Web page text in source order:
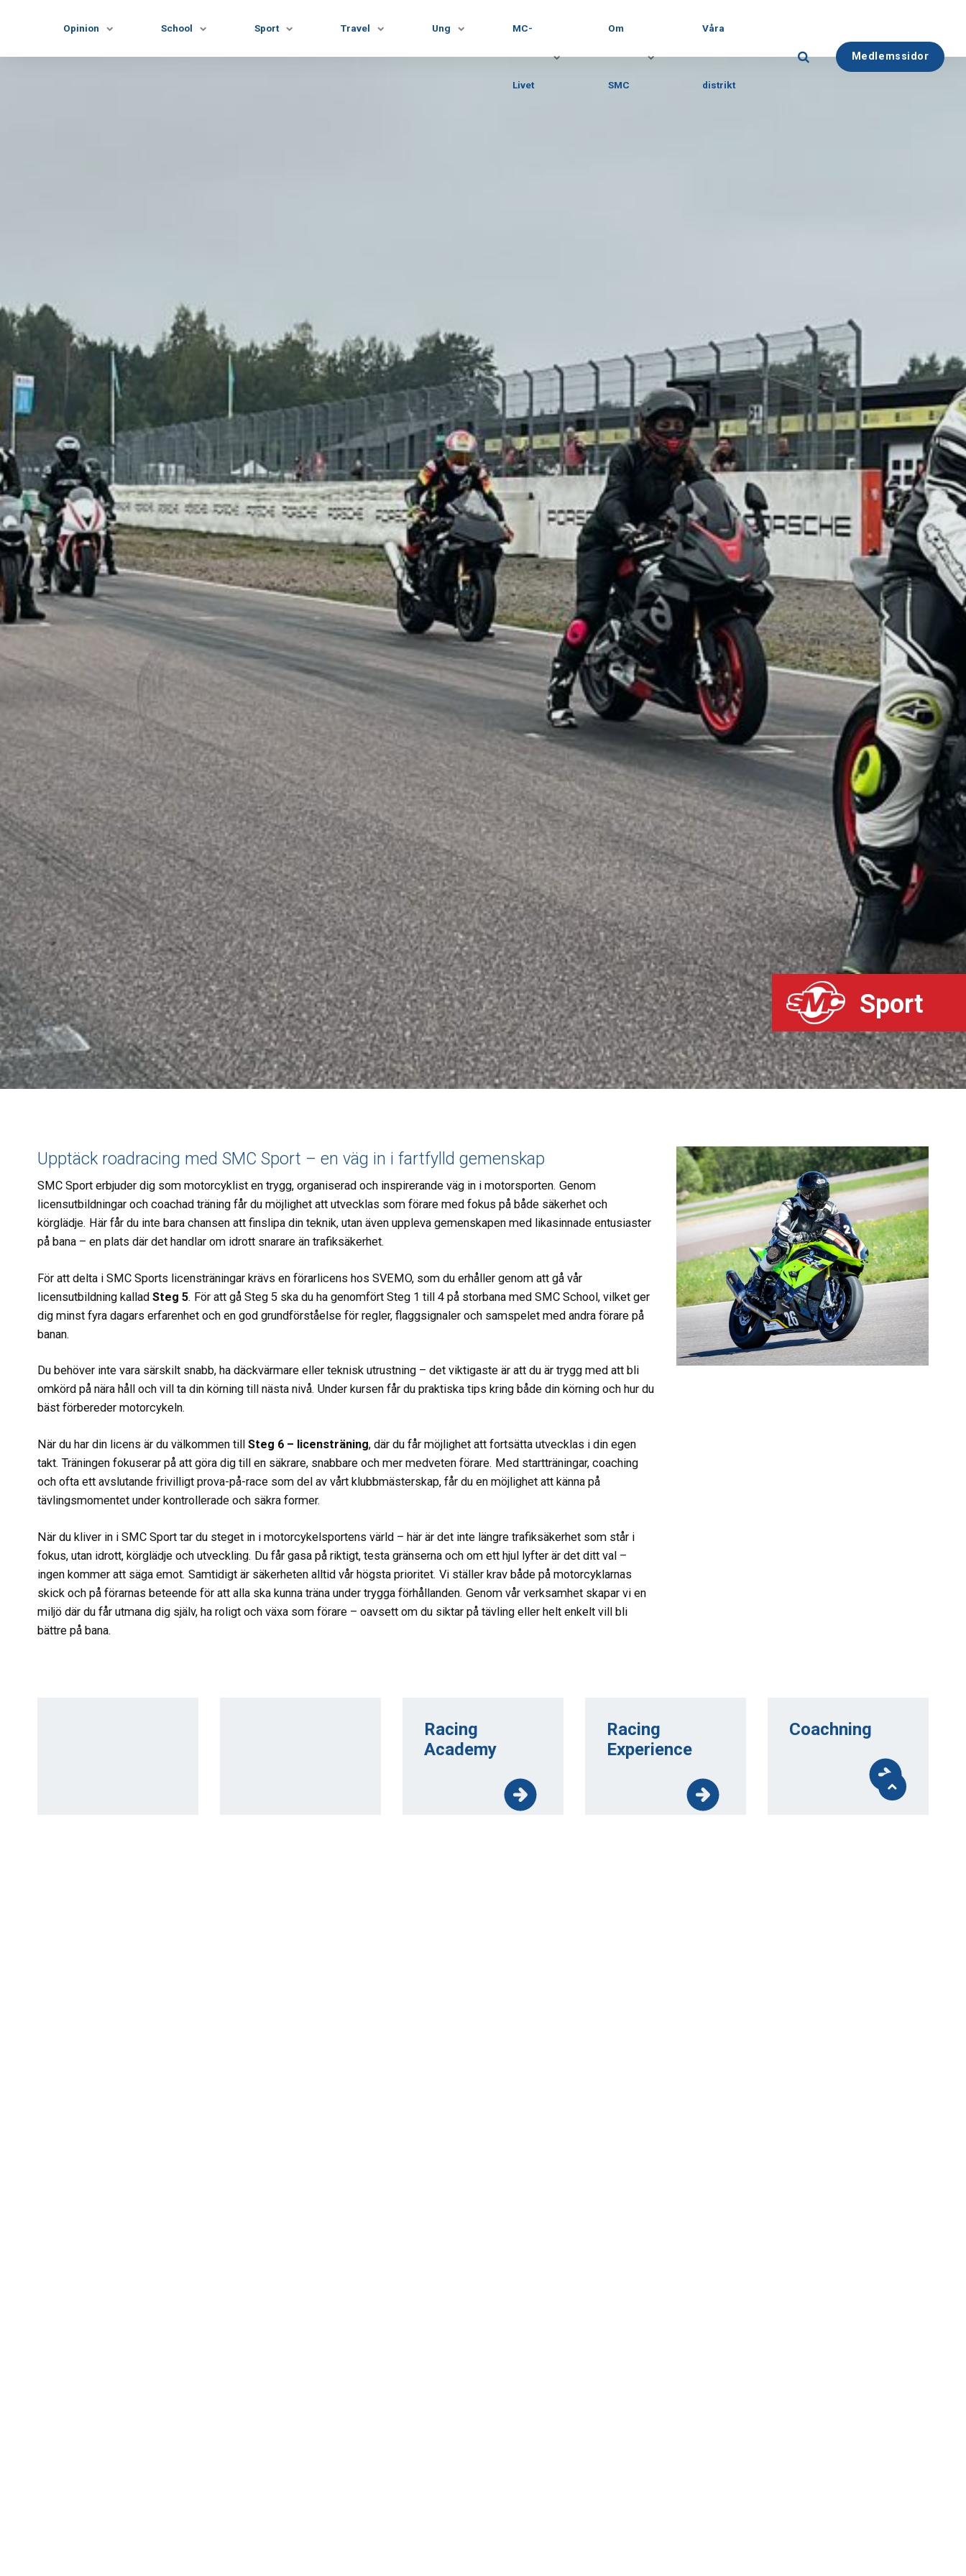
Opinion School Sport Travel Ung MC-
Livet
Om
SMC
Våra
distrikt
Medlemssidor
Sport
Upptäck roadracing med SMC Sport – en väg in i fartfylld gemenskap
SMC Sport erbjuder dig som motorcyklist en trygg, organiserad och inspirerande väg in i motorsporten. Genom
licensutbildningar och coachad träning får du möjlighet att utvecklas som förare med fokus på både säkerhet och
körglädje. Här får du inte bara chansen att finslipa din teknik, utan även uppleva gemenskapen med likasinnade entusiaster
på bana – en plats där det handlar om idrott snarare än trafiksäkerhet.
För att delta i SMC Sports licensträningar krävs en förarlicens hos SVEMO, som du erhåller genom att gå vår
licensutbildning kallad Steg 5. För att gå Steg 5 ska du ha genomfört Steg 1 till 4 på storbana med SMC School, vilket ger
dig minst fyra dagars erfarenhet och en god grundförståelse för regler, flaggsignaler och samspelet med andra förare på
banan.
Du behöver inte vara särskilt snabb, ha däckvärmare eller teknisk utrustning – det viktigaste är att du är trygg med att bli
omkörd på nära håll och vill ta din körning till nästa nivå. Under kursen får du praktiska tips kring både din körning och hur du
bäst förbereder motorcykeln.
När du har din licens är du välkommen till Steg 6 – licensträning, där du får möjlighet att fortsätta utvecklas i din egen
takt. Träningen fokuserar på att göra dig till en säkrare, snabbare och mer medveten förare. Med startträningar, coaching
och ofta ett avslutande frivilligt prova-på-race som del av vårt klubbmästerskap, får du en möjlighet att känna på
tävlingsmomentet under kontrollerade och säkra former.
När du kliver in i SMC Sport tar du steget in i motorcykelsportens värld – här är det inte längre trafiksäkerhet som står i
fokus, utan idrott, körglädje och utveckling. Du får gasa på riktigt, testa gränserna och om ett hjul lyfter är det ditt val –
ingen kommer att säga emot. Samtidigt är säkerheten alltid vår högsta prioritet. Vi ställer krav både på motorcyklarnas
skick och på förarnas beteende för att alla ska kunna träna under trygga förhållanden. Genom vår verksamhet skapar vi en
miljö där du får utmana dig själv, ha roligt och växa som förare – oavsett om du siktar på tävling eller helt enkelt vill bli
bättre på bana.
Racing
Academy
Racing
Experience
Coachning
Åk